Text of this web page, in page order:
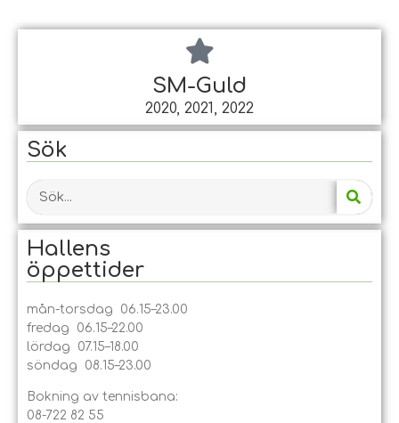
SM-Guld
2020, 2021, 2022
Sök
Hallens
öppet­tider
mån-torsdag 06.15–23.00
fredag 06.15–22.00
lördag 07.15–18.00
söndag 08.15–23.00
Bokning av tennisbana:
08-722 82 55